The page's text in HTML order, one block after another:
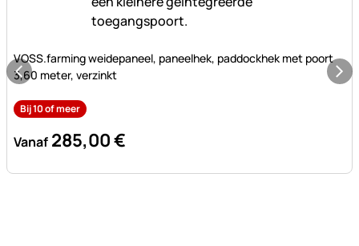
VOSS.farming weidepaneel, paneelhek, paddockhek met poort
3,60 meter, verzinkt
Bij 10 of meer
Vanaf 285,00€